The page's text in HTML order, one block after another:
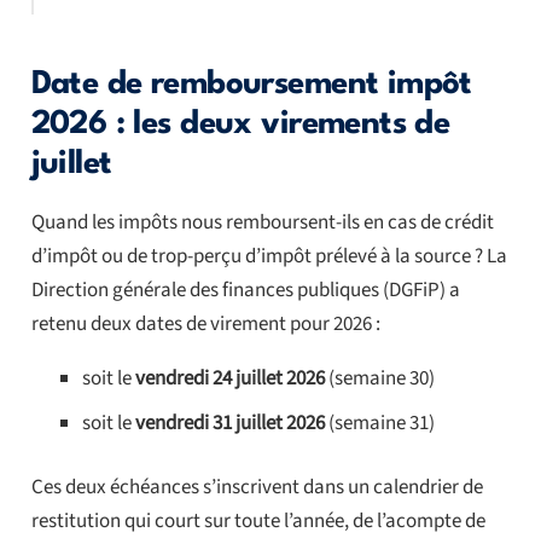
Date de remboursement impôt
2026 : les deux virements de
juillet
Quand les impôts nous remboursent-ils en cas de crédit
d’impôt ou de trop-perçu d’impôt prélevé à la source ? La
Direction générale des finances publiques (DGFiP) a
retenu deux dates de virement pour 2026 :
soit levendredi 24 juillet 2026(semaine 30)
soit levendredi 31 juillet 2026(semaine 31)
Ces deux échéances s’inscrivent dans un calendrier de
restitution qui court sur toute l’année, de l’acompte de